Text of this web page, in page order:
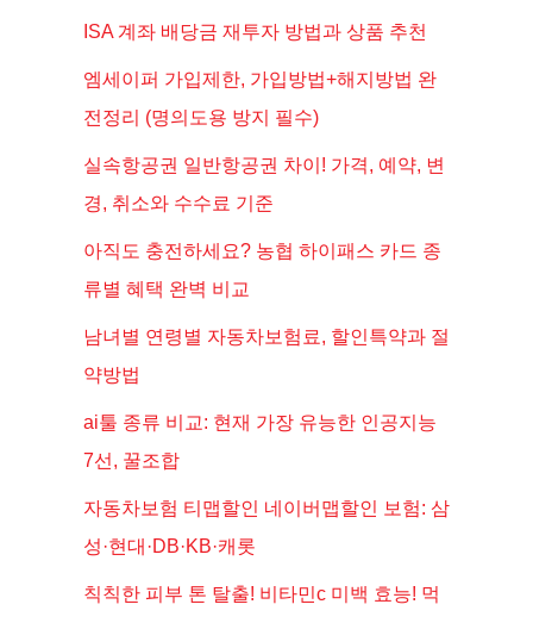
ISA 계좌 배당금 재투자 방법과 상품 추천
엠세이퍼 가입제한, 가입방법+해지방법 완
전정리 (명의도용 방지 필수)
실속항공권 일반항공권 차이! 가격, 예약, 변
경, 취소와 수수료 기준
아직도 충전하세요? 농협 하이패스 카드 종
류별 혜택 완벽 비교
남녀별 연령별 자동차보험료, 할인특약과 절
약방법
ai툴 종류 비교: 현재 가장 유능한 인공지능
7선, 꿀조합
자동차보험 티맵할인 네이버맵할인 보험: 삼
성·현대·DB·KB·캐롯
칙칙한 피부 톤 탈출! 비타민c 미백 효능! 먹